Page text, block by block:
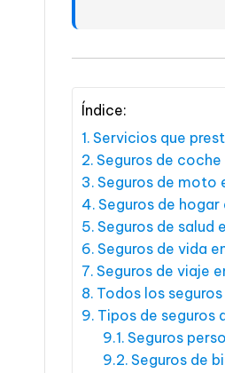
Índice:
Servicios que
Seguros de coche
Seguros de moto
Seguros de hogar
Seguros de salud
Seguros de vida
Seguros de viaje
Todos los
Tipos de seguros
Seguros
Seguros de